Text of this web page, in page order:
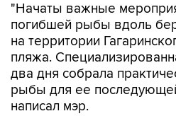
"Начаты важные
погибшей рыбы вдоль
на территории
пляжа.
два дня собрала
рыбы для ее
написал мэр.